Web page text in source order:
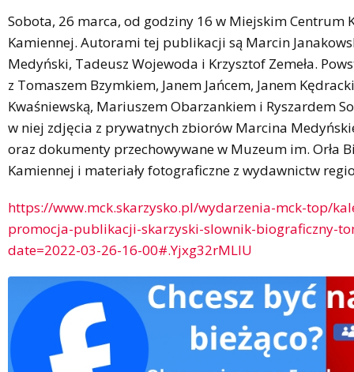
Sobota, 26 marca, od godziny 16 w Miejskim Centrum
Kamiennej. Autorami tej publikacji są Marcin
Medyński, Tadeusz Wojewoda i Krzysztof Zemeła.
z Tomaszem Bzymkiem, Janem Jańcem, Janem
Kwaśniewską, Mariuszem Obarzankiem i Ryszardem
w niej zdjęcia z prywatnych zbiorów Marcina
oraz dokumenty przechowywane w Muzeum im. Orła
Kamiennej i materiały fotograficzne z wydawnictw
https://www.mck.skarzysko.pl/wydarzenia-mck-top/
promocja-publikacji-skarzyski-slownik-biograficzny-
date=2022-03-26-16-00#.Yjxg32rMLIU